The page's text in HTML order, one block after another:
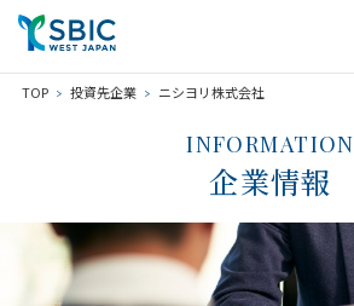
TOP 投資先企業 ニシヨリ株式会社
INFORMATION
企業情報